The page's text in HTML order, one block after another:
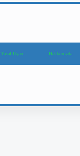
Yasal Uyarı Hakkımızda